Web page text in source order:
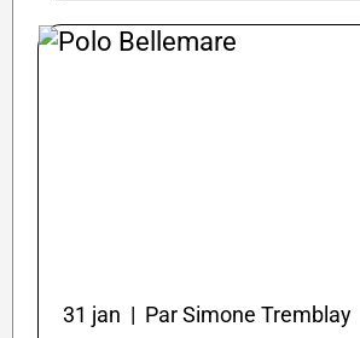
31 jan | Par Simone Tremblay